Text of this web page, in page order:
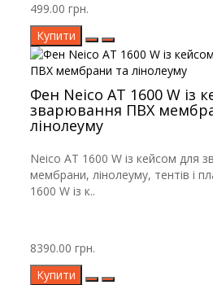
499.00 грн.
Купити
Фен Neico AT 1600 W із
зварювання ПВХ
лінолеуму
Neico AT 1600 W із кейсом для
мембрани, лінолеуму, тентів і
1600 W із к..
8390.00 грн.
Купити